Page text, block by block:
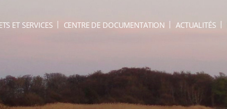
ET SERVICES CENTRE DE DOCUMENTATION ACTUALITÉS